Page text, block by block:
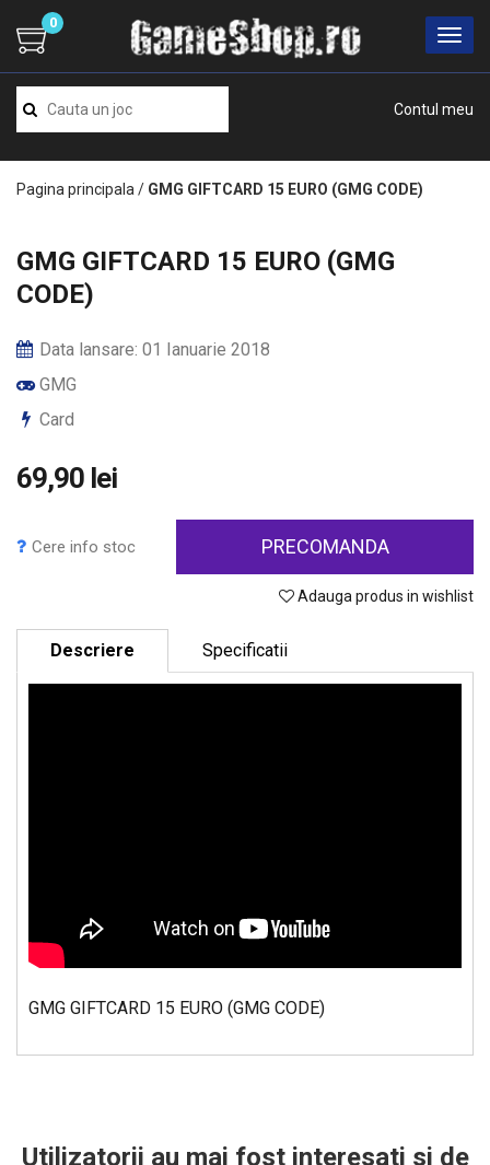
Contul meu
0
Pagina principala / GMG GIFTCARD 15 EURO (GMG CODE)
GMG GIFTCARD 15 EURO (GMG
CODE)
Data lansare: 01 Ianuarie 2018
GMG
Card
69,90 lei
Cere info stoc PRECOMANDA
Adauga produs in wishlist
Descriere Specificatii
GMG GIFTCARD 15 EURO (GMG CODE)
Utilizatorii au mai fost interesati si de